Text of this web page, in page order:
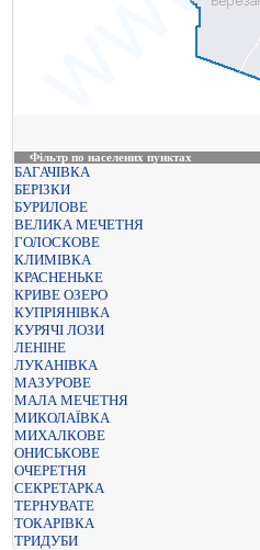
Фільтр по населених пунктах
БАГАЧІВКА
БЕРІЗКИ
БУРИЛОВЕ
ВЕЛИКА МЕЧЕТНЯ
ГОЛОСКОВЕ
КЛИМІВКА
КРАСНЕНЬКЕ
КРИВЕ ОЗЕРО
КУПРІЯНІВКА
КУРЯЧІ ЛОЗИ
ЛЕНІНЕ
ЛУКАНІВКА
МАЗУРОВЕ
МАЛА МЕЧЕТНЯ
МИКОЛАЇВКА
МИХАЛКОВЕ
ОНИСЬКОВЕ
ОЧЕРЕТНЯ
СЕКРЕТАРКА
ТЕРНУВАТЕ
ТОКАРІВКА
ТРИДУБИ